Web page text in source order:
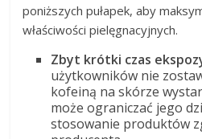
poniższych pułapek, aby
właściwości pielęgnacyjnych.
Zbyt krótki czas
użytkowników nie
kofeiną na skórze
może ograniczać jego
stosowanie produktów